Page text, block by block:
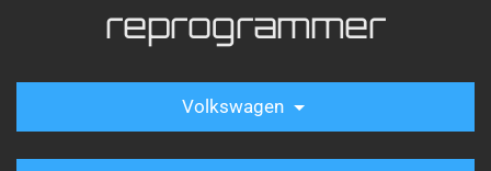
reprogrammer
Volkswagen